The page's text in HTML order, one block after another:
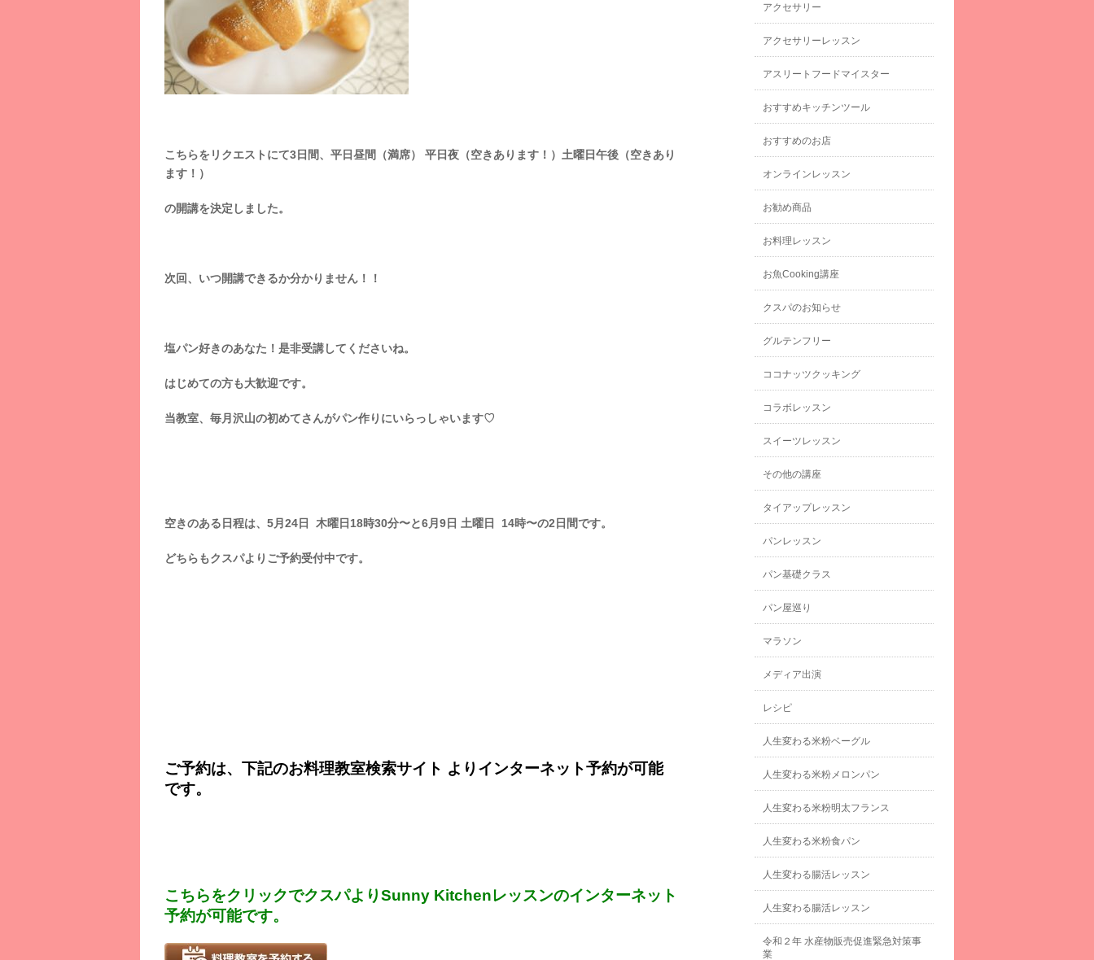
こちらをリクエストにて3日間、平日昼間（満席） 平日夜（空きあります！）土曜日午後（空きあり
ます！）
の開講を決定しました。
次回、いつ開講できるか分かりません！！
塩パン好きのあなた！是非受講してくださいね。
はじめての方も大歓迎です。
当教室、毎月沢山の初めてさんがパン作りにいらっしゃいます♡
空きのある日程は、5月24日 木曜日18時30分〜と6月9日 土曜日 14時〜の2日間です。
どちらもクスパよりご予約受付中です。
ご予約は、下記のお料理教室検索サイト よりインターネット予約が可能
です。
こちらをクリックでクスパよりSunny Kitchenレッスンのインターネット
予約が可能です。
アクセサリー
アクセサリーレッスン
アスリートフードマイスター
おすすめキッチンツール
おすすめのお店
オンラインレッスン
お勧め商品
お料理レッスン
お魚Cooking講座
クスパのお知らせ
グルテンフリー
ココナッツクッキング
コラボレッスン
スイーツレッスン
その他の講座
タイアップレッスン
パンレッスン
パン基礎クラス
パン屋巡り
マラソン
メディア出演
レシピ
人生変わる米粉ベーグル
人生変わる米粉メロンパン
人生変わる米粉明太フランス
人生変わる米粉食パン
人生変わる腸活レッスン
人生変わる腸活レッスン
令和２年 水産物販売促進緊急対策事
業